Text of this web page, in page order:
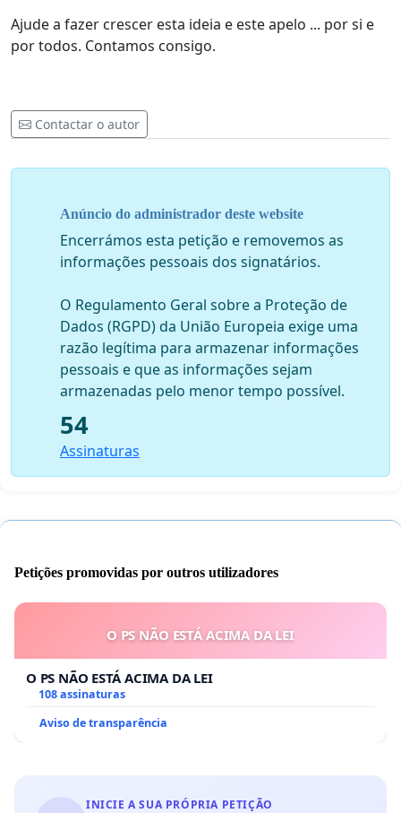
Ajude a fazer crescer esta ideia e este apelo ... por si e
por todos. Contamos consigo.
Contactar o autor
Anúncio do administrador deste website
Encerrámos esta petição e removemos as
informações pessoais dos signatários.
O Regulamento Geral sobre a Proteção de
Dados (RGPD) da União Europeia exige uma
razão legítima para armazenar informações
pessoais e que as informações sejam
armazenadas pelo menor tempo possível.
54
Assinaturas
Petições promovidas por outros utilizadores
O PS NÃO ESTÁ ACIMA DA LEI
O PS NÃO ESTÁ ACIMA DA LEI
108 assinaturas
Aviso de transparência
INICIE A SUA PRÓPRIA PETIÇÃO